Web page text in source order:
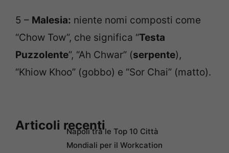
5 – Malesia: niente nomi composti come
“Chow Tow”, che significa “Testa
Puzzolente”, “Ah Chwar” (serpente),
“Khiow Khoo” (gobbo) e “Sor Chai” (matto).
Articoli recentiNapoli tra le Top 10 Città
Mondiali per il Workcation